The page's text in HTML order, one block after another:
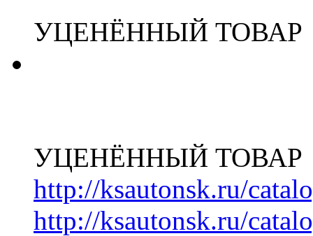
УЦЕНЁННЫЙ ТОВАР
УЦЕНЁННЫЙ ТОВАР
http://ksautonsk.ru/
http://ksautonsk.ru/